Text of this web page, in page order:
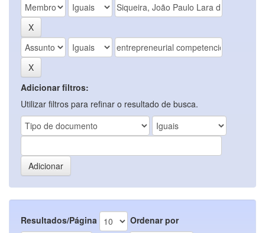
Adicionar filtros:
Utilizar filtros para refinar o resultado de busca.
Resultados/Página Ordenar por